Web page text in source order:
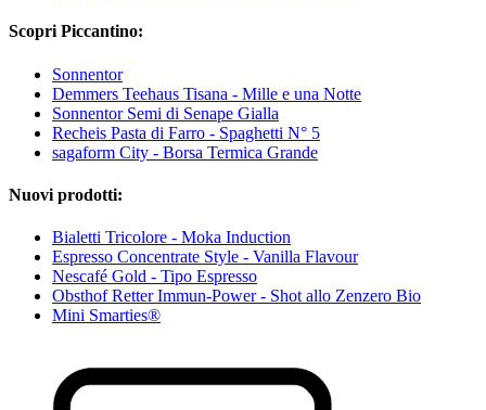
Scopri Piccantino:
Sonnentor
Demmers Teehaus Tisana - Mille e una Notte
Sonnentor Semi di Senape Gialla
Recheis Pasta di Farro - Spaghetti N° 5
sagaform City - Borsa Termica Grande
Nuovi prodotti:
Bialetti Tricolore - Moka Induction
Espresso Concentrate Style - Vanilla Flavour
Nescafé Gold - Tipo Espresso
Obsthof Retter Immun-Power - Shot allo Zenzero Bio
Mini Smarties®